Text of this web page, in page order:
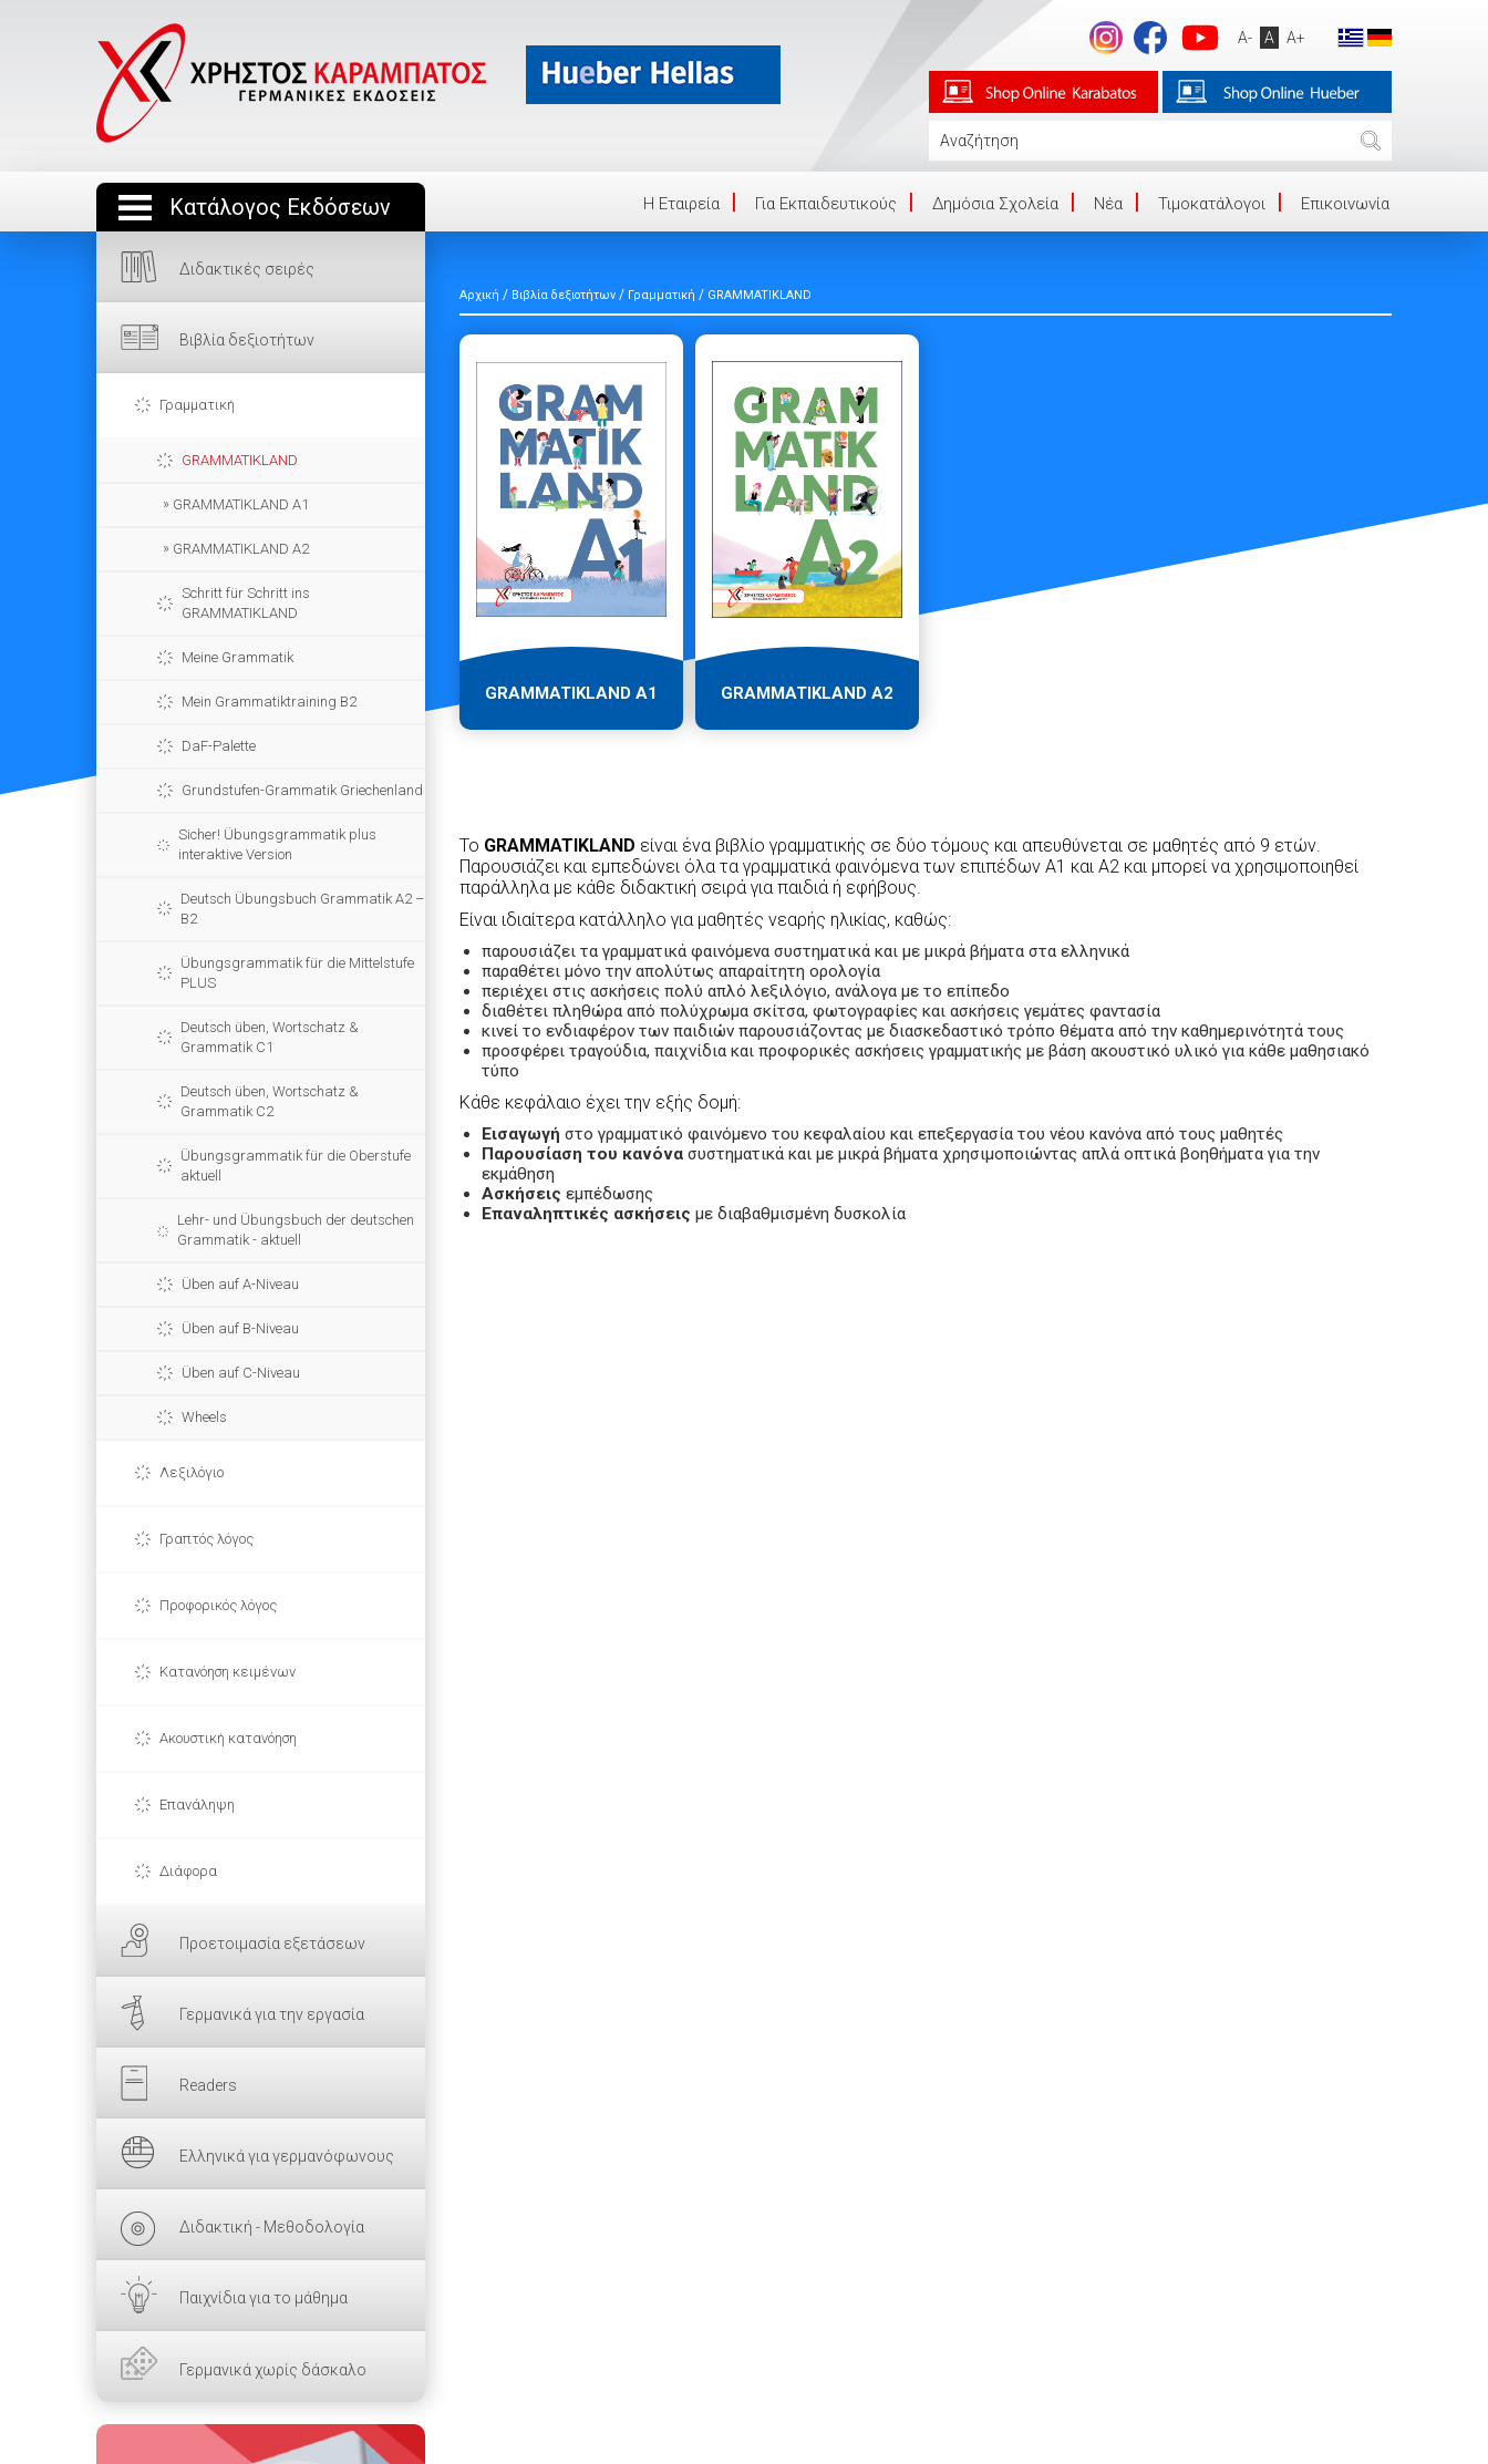
A- A A+
Κατάλογος Εκδόσεων Η Eταιρεία Για Εκπαιδευτικούς Δημόσια Σχολεία Νέα Τιμοκατάλογοι Επικοινωνία
Διδακτικές σειρές
Βιβλία δεξιοτήτων
Γραμματική
GRAMMATIKLAND
GRAMMATIKLAND A1
GRAMMATIKLAND A2
Schritt für Schritt ins
GRAMMATIKLAND
Meine Grammatik
Mein Grammatiktraining B2
DaF-Palette
Grundstufen-Grammatik Griechenland
Sicher! Übungsgrammatik plus
interaktive Version
Deutsch Übungsbuch Grammatik A2 –
B2
Übungsgrammatik für die Mittelstufe
PLUS
Deutsch üben, Wortschatz &
Grammatik C1
Deutsch üben, Wortschatz &
Grammatik C2
Übungsgrammatik für die Oberstufe
aktuell
Lehr- und Übungsbuch der deutschen
Grammatik - aktuell
Üben auf A-Niveau
Üben auf B-Niveau
Üben auf C-Niveau
Wheels
Λεξιλόγιο
Γραπτός λόγος
Προφορικός λόγος
Κατανόηση κειμένων
Ακουστική κατανόηση
Επανάληψη
Διάφορα
Προετοιμασία εξετάσεων
Γερμανικά για την εργασία
Readers
Ελληνικά για γερμανόφωνους
Διδακτική - Μεθοδολογία
Παιχνίδια για το μάθημα
Γερμανικά χωρίς δάσκαλο
Αρχική / Βιβλία δεξιοτήτων / Γραμματική / GRAMMATIKLAND
GRAMMATIKLAND A1 GRAMMATIKLAND A2
Το GRAMMATIKLAND είναι ένα βιβλίο γραμματικής σε δύο τόμους και απευθύνεται σε μαθητές από 9 ετών.
Παρουσιάζει και εμπεδώνει όλα τα γραμματικά φαινόμενα των επιπέδων Α1 και Α2 και μπορεί να χρησιμοποιηθεί
παράλληλα με κάθε διδακτική σειρά για παιδιά ή εφήβους.
Είναι ιδιαίτερα κατάλληλο για μαθητές νεαρής ηλικίας, καθώς:
παρουσιάζει τα γραμματικά φαινόμενα συστηματικά και με μικρά βήματα στα ελληνικά
παραθέτει μόνο την απολύτως απαραίτητη ορολογία
περιέχει στις ασκήσεις πολύ απλό λεξιλόγιο, ανάλογα με το επίπεδο
διαθέτει πληθώρα από πολύχρωμα σκίτσα, φωτογραφίες και ασκήσεις γεμάτες φαντασία
κινεί το ενδιαφέρον των παιδιών παρουσιάζοντας με διασκεδαστικό τρόπο θέματα από την καθημερινότητά τους
προσφέρει τραγούδια, παιχνίδια και προφορικές ασκήσεις γραμματικής με βάση ακουστικό υλικό για κάθε μαθησιακό
τύπο
Κάθε κεφάλαιο έχει την εξής δομή:
Εισαγωγή στο γραμματικό φαινόμενο του κεφαλαίου και επεξεργασία του νέου κανόνα από τους μαθητές
Παρουσίαση του κανόνασυστηματικά και με μικρά βήματα χρησιμοποιώντας απλά οπτικά βοηθήματα για την
εκμάθηση
Ασκήσεις εμπέδωσης
Επαναληπτικές ασκήσεις με διαβαθμισμένη δυσκολία